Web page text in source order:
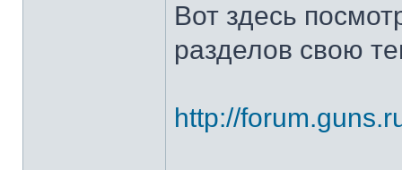
Вот здесь
разделов свою
http://